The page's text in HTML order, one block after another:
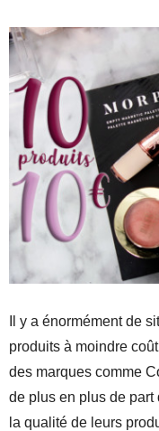
Il y a énormément de
produits à moindre
des marques comme
de plus en plus de
la qualité de leurs